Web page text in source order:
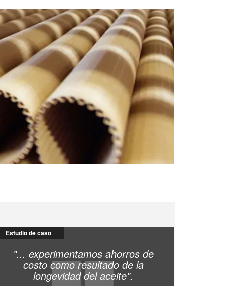
Estudio de caso
"... experimentamos ahorros de
costo como resultado de la
longevidad del aceite".